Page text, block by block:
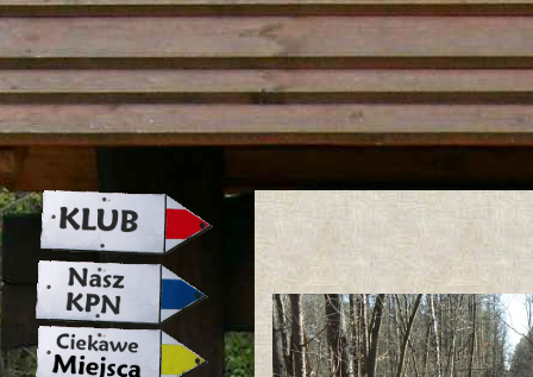
strona w naprawie zapraszamy